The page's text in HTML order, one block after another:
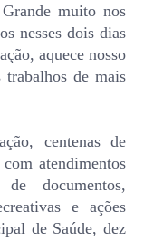
muito nos
nesses dois dias
aquece nosso
trabalhos de mais
centenas de
atendimentos
de documentos,
e ações
de Saúde, dez